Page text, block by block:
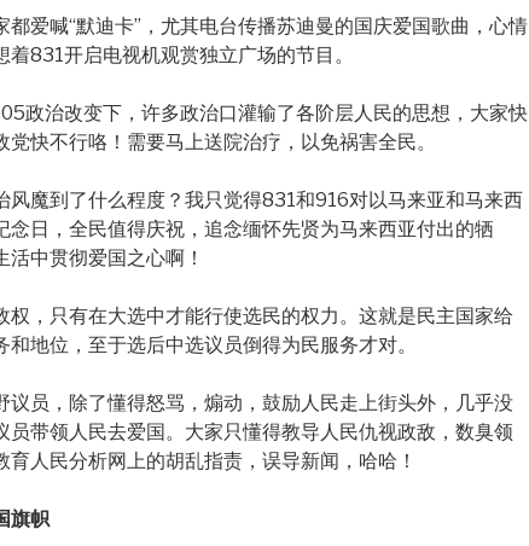
都爱喊“默迪卡”，尤其电台传播苏迪曼的国庆爱国歌曲，心情
着831开启电视机观赏独立广场的节目。
政治改变下，许多政治口灌输了各阶层人民的思想，大家快
党快不行咯！需要马上送院治疗，以免祸害全民。
风魔到了什么程度？我只觉得831和916对以马来亚和马来西
念日，全民值得庆祝，追念缅怀先贤为马来西亚付出的牺
活中贯彻爱国之心啊！
权，只有在大选中才能行使选民的权力。这就是民主国家给
和地位，至于选后中选议员倒得为民服务才对。
议员，除了懂得怒骂，煽动，鼓励人民走上街头外，几乎没
员带领人民去爱国。大家只懂得教导人民仇视政敌，数臭领
育人民分析网上的胡乱指责，误导新闻，哈哈！
旗帜